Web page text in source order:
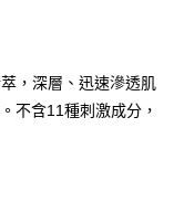
，深層、迅速滲透肌
不含11種刺激成分，